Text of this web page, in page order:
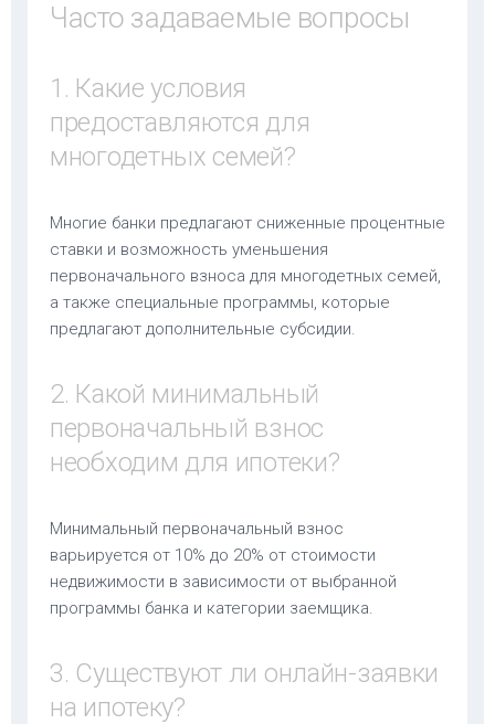
Часто задаваемые вопросы
1. Какие условия
предоставляются для
многодетных семей?
Многие банки предлагают сниженные процентные
ставки и возможность уменьшения
первоначального взноса для многодетных семей,
а также специальные программы, которые
предлагают дополнительные субсидии.
2. Какой минимальный
первоначальный взнос
необходим для ипотеки?
Минимальный первоначальный взнос
варьируется от 10% до 20% от стоимости
недвижимости в зависимости от выбранной
программы банка и категории заемщика.
3. Существуют ли онлайн-заявки
на ипотеку?